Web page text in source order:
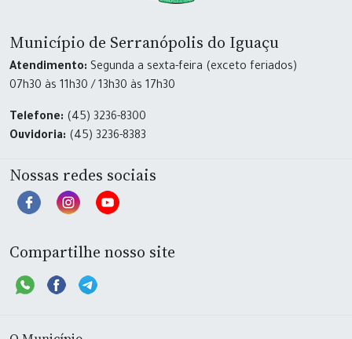
Município de Serranópolis do Iguaçu
Atendimento: Segunda a sexta-feira (exceto feriados)
07h30 às 11h30 / 13h30 às 17h30
Telefone: (45) 3236-8300
Ouvidoria: (45) 3236-8383
Nossas redes sociais
Compartilhe nosso site